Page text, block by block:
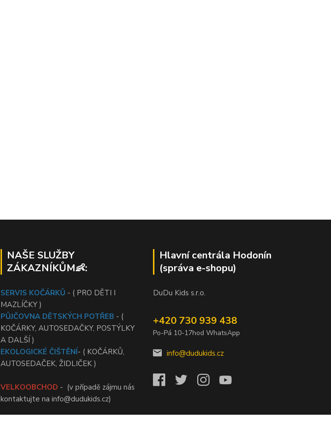
NAŠE SLUŽBY
ZÁKAZNÍKŮM👶:
SERVIS KOČÁRKŮ - ( PRO DĚTI I
MAZLÍČKY )
PŮJČOVNA DĚTSKÝCH POTŘEB - (
KOČÁRKY, AUTOSEDAČKY, POSTÝLKY
A DALŠÍ )
EKOLOGICKÉ ČIŠTĚNÍ- ( KOČÁRKŮ,
AUTOSEDAČEK, ŽIDLIČEK )
VELKOOBCHOD - (v případě zájmu nás
kontaktujte na info@dudukids.cz)
Hlavní centrála Hodonín
(správa e-shopu)
DuDu Kids s.r.o.
+420 730 939 438
Po-Pá 10-17hod WhatsApp
info@dudukids.cz